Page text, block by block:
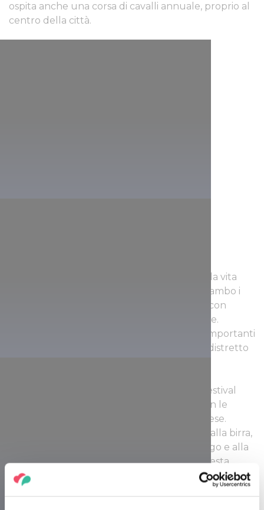
ospita anche una corsa di cavalli annuale, proprio al
centro della città.
Il Városliget è un luogo fondamentale per la vita
culturale di Budapest e, in quanto tale, su ambo i
lati della Piazza degli Eroi troverete musei con
mostre permanenti e collezioni temporanee.
Attualmente il Városliget è interessato da importanti
cambiamenti, che lo trasformeranno in un distretto
Se vi piace la birra, non perdetevi uno dei festival
che si tengono nel Városliget ogni anno, con le
migliori birre dei più rinomati birrifici del paese.
Budapest ospita moltissimi festival dedicati alla birra,
ma il Városliget, grazie alla bellezza del luogo e alla
possibilità di sedersi sull’erba per godesi questa
specialità, assicura al festival un posto sempre un
gradino più in alto rispetto agli altri.